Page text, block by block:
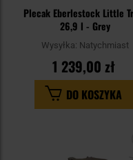
Plecak Eberlestock Little
26,9 l - Grey
Wysyłka: Natychmiast
1 239,00 zł
DO KOSZYKA